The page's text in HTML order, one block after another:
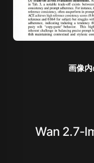
画像
Wan 2.7-